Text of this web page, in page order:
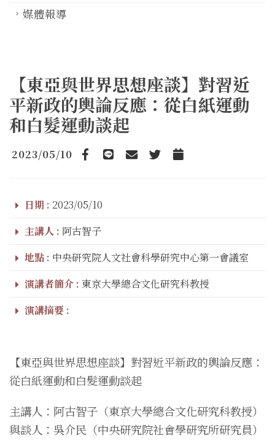
媒體報導
【東亞與世界思想座談】對習近
平新政的輿論反應：從白紙運動
和白髮運動談起
2023/05/10
Facebook
line emailTwitterAdd to Calendar
日期 : 2023/05/10
主講人 : 阿古智子
地點 : 中央研究院人文社會科學研究中心第一會議室
演講者簡介 : 東京大學總合文化研究科教授
演講摘要 :
【東亞與世界思想座談】對習近平新政的輿論反應：
從白紙運動和白髮運動談起
主講人：阿古智子（東京大學總合文化研究科教授）
與談人：吳介民（中央研究院社會學研究所研究員）